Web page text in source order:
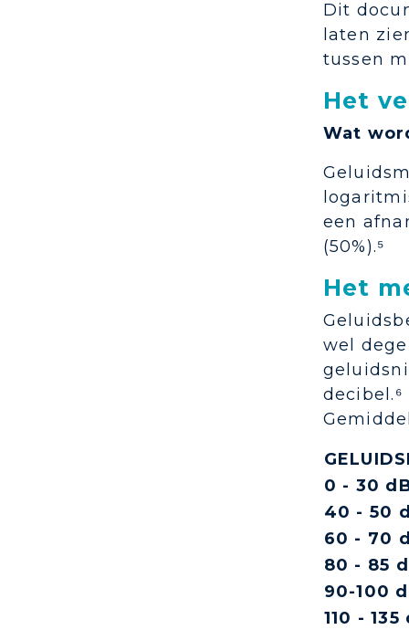
Dit
laten
tussen
Het
Wat
een
(50%).⁵
Het
wel
decibel.⁶
0 - 30
40 - 50
60 - 70
80 - 85
90-100
110 - 135